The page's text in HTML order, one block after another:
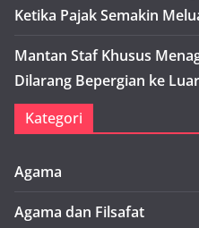
Ketika Pajak Semakin
Mantan Staf Khusus
Dilarang Bepergian ke
Kategori
Agama
Agama dan Filsafat